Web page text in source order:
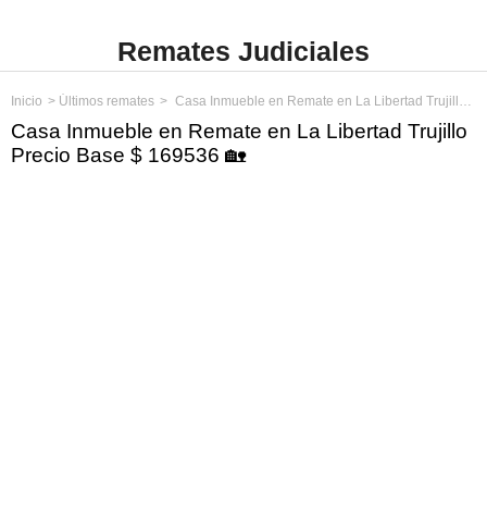
Remates Judiciales
Inicio Últimos remates Casa Inmueble en Remate en La Libertad Trujillo Precio Base $ 169536
Casa Inmueble en Remate en La Libertad Trujillo
Precio Base $ 169536 🏡